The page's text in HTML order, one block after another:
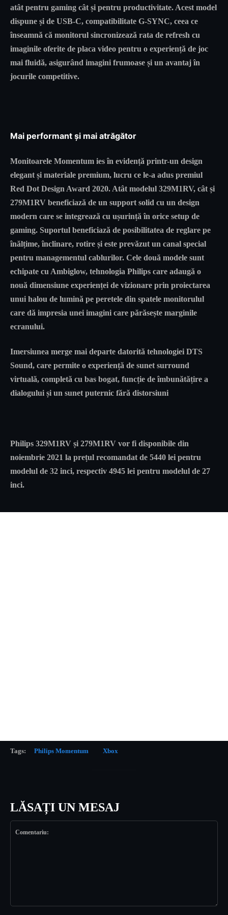
atât pentru gaming cât și pentru productivitate. Acest model
dispune și de USB-C, compatibilitate G-SYNC, ceea ce
înseamnă că monitorul sincronizează rata de refresh cu
imaginile oferite de placa video pentru o experiență de joc
mai fluidă, asigurând imagini frumoase și un avantaj în
jocurile competitive.
Mai performant și mai atrăgător
Monitoarele Momentum ies în evidență printr-un design
elegant și materiale premium, lucru ce le-a adus premiul
Red Dot Design Award 2020. Atât modelul 329M1RV, cât și
279M1RV beneficiază de un support solid cu un design
modern care se integrează cu ușurință în orice setup de
gaming. Suportul beneficiază de posibilitatea de reglare pe
înălțime, înclinare, rotire și este prevăzut un canal special
pentru managementul cablurilor. Cele două modele sunt
echipate cu Ambiglow, tehnologia Philips care adaugă o
nouă dimensiune experienței de vizionare prin proiectarea
unui halou de lumină pe peretele din spatele monitorulul
care dă impresia unei imagini care părăsește marginile
ecranului.
Imersiunea merge mai departe datorită tehnologiei DTS
Sound, care permite o experiență de sunet surround
virtuală, completă cu bas bogat, funcție de îmbunătățire a
dialogului și un sunet puternic fără distorsiuni
Philips 329M1RV și 279M1RV vor fi disponibile din
noiembrie 2021 la prețul recomandat de 5440 lei pentru
modelul de 32 inci, respectiv 4945 lei pentru modelul de 27
inci.
Tags: Philips Momentum Xbox
LĂSAȚI UN MESAJ